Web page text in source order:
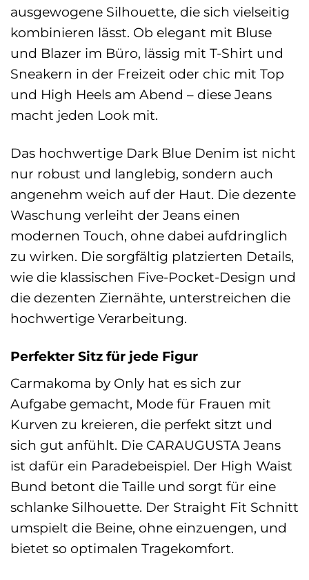
ausgewogene Silhouette, die sich vielseitig
kombinieren lässt. Ob elegant mit Bluse
und Blazer im Büro, lässig mit T-Shirt und
Sneakern in der Freizeit oder chic mit Top
und High Heels am Abend – diese Jeans
macht jeden Look mit.
Das hochwertige Dark Blue Denim ist nicht
nur robust und langlebig, sondern auch
angenehm weich auf der Haut. Die dezente
Waschung verleiht der Jeans einen
modernen Touch, ohne dabei aufdringlich
zu wirken. Die sorgfältig platzierten Details,
wie die klassischen Five-Pocket-Design und
die dezenten Ziernähte, unterstreichen die
hochwertige Verarbeitung.
Perfekter Sitz für jede Figur
Carmakoma by Only hat es sich zur
Aufgabe gemacht, Mode für Frauen mit
Kurven zu kreieren, die perfekt sitzt und
sich gut anfühlt. Die CARAUGUSTA Jeans
ist dafür ein Paradebeispiel. Der High Waist
Bund betont die Taille und sorgt für eine
schlanke Silhouette. Der Straight Fit Schnitt
umspielt die Beine, ohne einzuengen, und
bietet so optimalen Tragekomfort.